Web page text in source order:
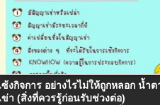
ซ้งกิจการ อย่างไรไม่ให้ถูกหลอก น้ำ
ข่า (สิ่งที่ควรรู้ก่อนรับช่วงต่อ)